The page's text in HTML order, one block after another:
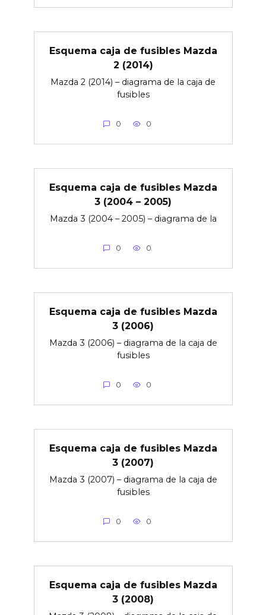
Esquema caja de fusibles Mazda
2 (2014)
Mazda 2 (2014) – diagrama de la caja de
fusibles
0 0
Esquema caja de fusibles Mazda
3 (2004 – 2005)
Mazda 3 (2004 – 2005) – diagrama de la
0 0
Esquema caja de fusibles Mazda
3 (2006)
Mazda 3 (2006) – diagrama de la caja de
fusibles
0 0
Esquema caja de fusibles Mazda
3 (2007)
Mazda 3 (2007) – diagrama de la caja de
fusibles
0 0
Esquema caja de fusibles Mazda
3 (2008)